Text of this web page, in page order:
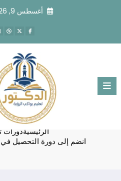
أغسطس 9, 2026
انضم إلى دورة
الرئيسيةدورات
انضم إلى دورة التحصيل في